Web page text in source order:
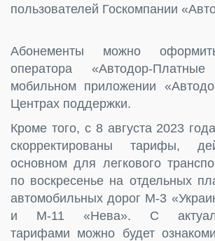
пользователей Госкомпании
Абонементы можно
оператора «Автодор-
мобильном приложении
Центрах поддержки.
Кроме того, с 8 августа 2023
скорректированы тарифы,
основном для легкового
по воскресенье на отдельных
автомобильных дорог М-3
и М-11 «Нева». С
тарифами можно будет